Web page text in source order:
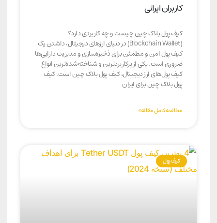
کاربران ایرانی
کیف پول بلاک چین چیست و چه کاربردی دارد؟
(Blockchain Wallet) در دنیای ارزهای دیجیتال، داشتن یک
کیف پول امن و مطمئن برای ذخیره‌سازی و مدیریت دارایی‌ها
ضروری است. یکی از پرکاربردترین و شناخته‌شده‌ترین انواع
کیف پول‌های ارز دیجیتال، کیف پول بلاک چین است. کیف
پول بلاک چین برای ایران
مطالعه کامل مقاله»
کیف پول